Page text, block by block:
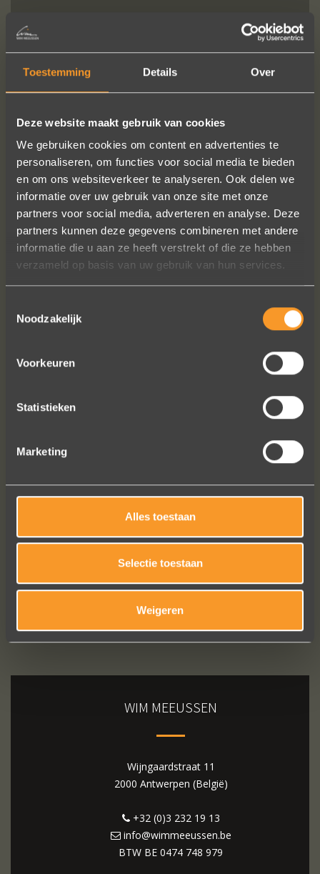
Toestemming Details Over
Deze website maakt gebruik van cookies
We gebruiken cookies om content en advertenties te
personaliseren, om functies voor social media te bieden
en om ons websiteverkeer te analyseren. Ook delen we
informatie over uw gebruik van onze site met onze
partners voor social media, adverteren en analyse. Deze
partners kunnen deze gegevens combineren met andere
informatie die u aan ze heeft verstrekt of die ze hebben
verzameld op basis van uw gebruik van hun services.
Noodzakelijk
Voorkeuren
Statistieken
Marketing
Alles toestaan
Selectie toestaan
Weigeren
MEER INFO BESTELLEN?
A+ voor ontwerp, klantenservice.
Bedankt voor al je inspanningen en
ontdekten. Ze zijn gewoonweg perfect
WIM MEEUSSEN
Wijngaardstraat 11
2000 Antwerpen (België)
+32 (0)3 232 19 13
info@wimmeeussen.be
BTW BE 0474 748 979